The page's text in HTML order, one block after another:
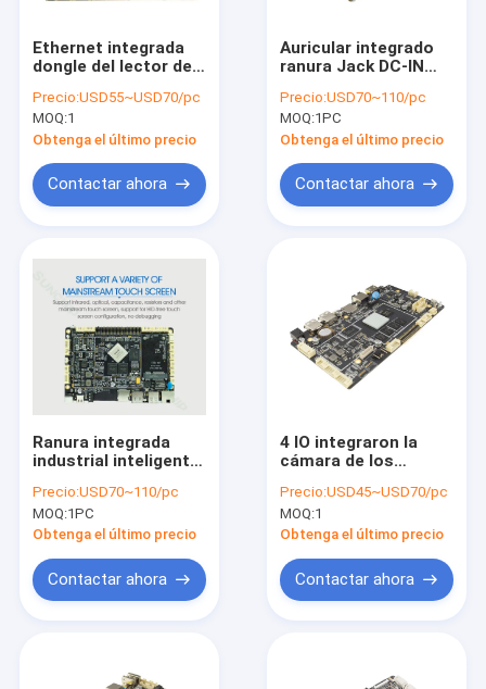
Productos
Ethernet integrada
dongle del lector de
impresora del
módulo de NFC del
tablero del BRAZO 3G
el 10M/100M/1000M
Precio:USD55~USD70/pc
MOQ:1
Obtenga el último precio
Contactar ahora
Auricular integrado
ranura Jack DC-IN
tablero 3.5m m del
BRAZO del micro
tarjeta SD
Precio:USD70~110/pc
MOQ:1PC
Obtenga el último precio
Contactar ahora
Ranura integrada
industrial inteligente
de Jack del auricular
del tablero 3.5m m
del BRAZO
Precio:USD70~110/pc
MOQ:1PC
Obtenga el último precio
Contactar ahora
4 IO integraron la
cámara de los
USB 500W del tablero
1GB DDR3 8GB EMMc
LVDS del BRAZO
Precio:USD45~USD70/pc
MOQ:1
Obtenga el último precio
Contactar ahora